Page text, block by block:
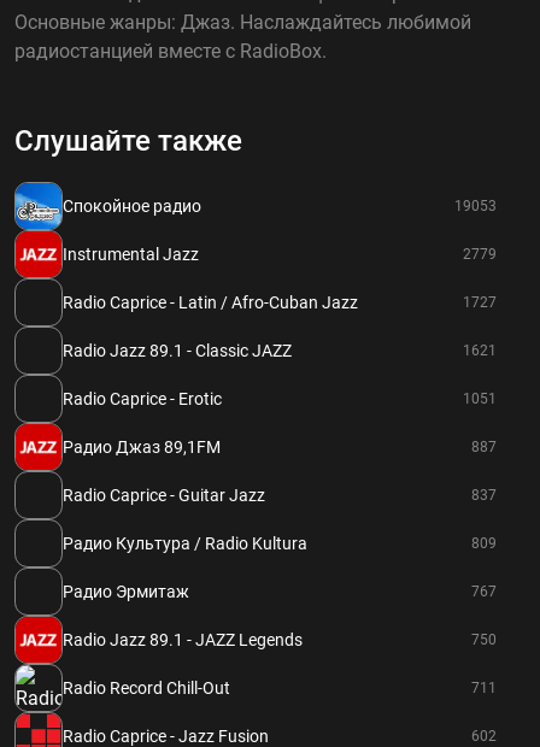
Основные жанры: Джаз. Наслаждайтесь любимой
радиостанцией вместе с RadioBox.
Слушайте также
Спокойное радио 19053
Instrumental Jazz 2779
Radio Caprice - Latin / Afro-Cuban Jazz 1727
Radio Jazz 89.1 - Classic JAZZ 1621
Radio Caprice - Erotic 1051
Радио Джаз 89,1FM 887
Radio Caprice - Guitar Jazz 837
Радио Культура / Radio Kultura 809
Радио Эрмитаж 767
Radio Jazz 89.1 - JAZZ Legends 750
Radio Record Chill-Out 711
Radio Caprice - Jazz Fusion 602